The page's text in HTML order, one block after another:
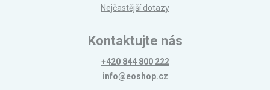
Nejčastější dotazy
Kontaktujte nás
+420 844 800 222
info@eoshop.cz